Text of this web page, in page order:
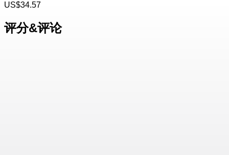
US$34.57
评分&评论